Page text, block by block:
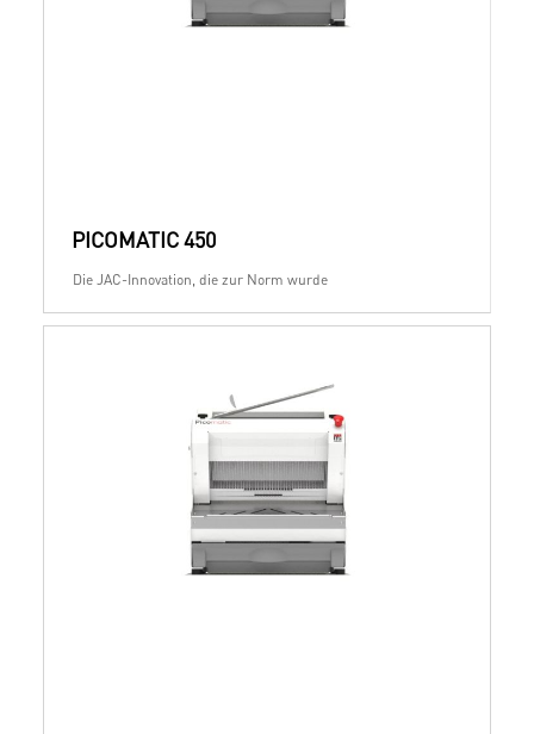
PICOMATIC 450
Die JAC-Innovation, die zur Norm wurde